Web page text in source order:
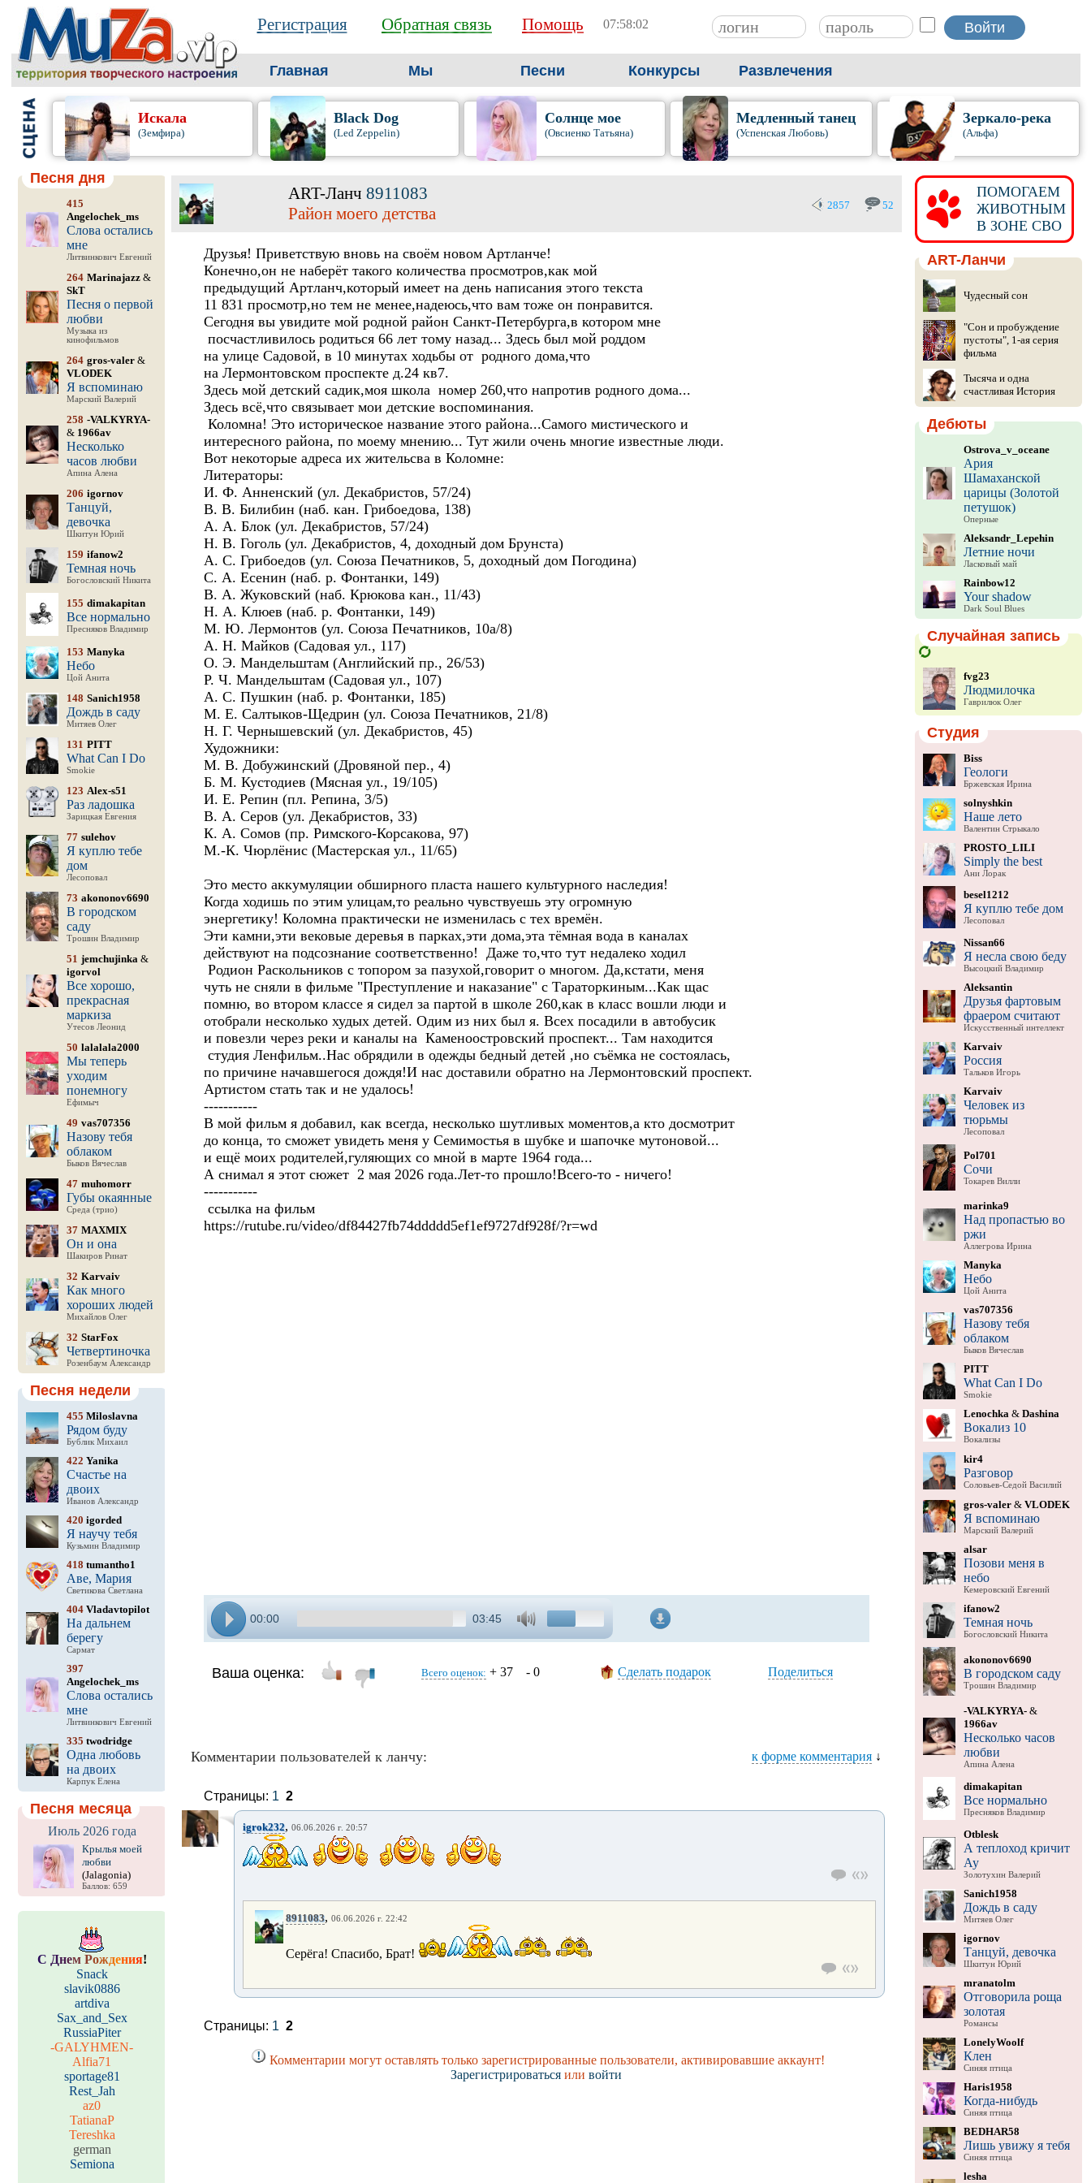
Регистрация Обратная связь Помощь 07:58:03
Главная Мы Песни Конкурсы Развлечения
Искала
(Земфира)
Black Dog
(Led Zeppelin)
Солнце мое
(Овсиенко Татьяна)
Медленный танец
(Успенская Любовь)
Зеркало-река
(Альфа)
Песня дня
415
Angelochek_ms
Слова остались
мне
Литвинкович Евгений
264 Marinajazz&
SkT
Песня о первой
любви
Музыка из
кинофильмов
264 gros-valer&
VLODEK
Я вспоминаю
Марский Валерий
258 -VALKYRYA-
& 1966av
Несколько
часов любви
Апина Алена
206 igornov
Танцуй,
девочка
Шкитун Юрий
159 ifanow2
Темная ночь
Богословский Никита
155 dimakapitan
Все нормально
Пресняков Владимир
153 Manyka
Небо
Цой Анита
148 Sanich1958
Дождь в саду
Митяев Олег
131 PITT
What Can I Do
Smokie
123 Alex-s51
Раз ладошка
Зарицкая Евгения
77 sulehov
Я куплю тебе
дом
Лесоповал
73 akononov6690
В городском
саду
Трошин Владимир
51 jemchujinka&
igorvol
Все хорошо,
прекрасная
маркиза
Утесов Леонид
50 lalalala2000
Мы теперь
уходим
понемногу
Ефимыч
49 vas707356
Назову тебя
облаком
Быков Вячеслав
47 muhomorr
Губы окаянные
Среда (трио)
37 MAXMIX
Он и она
Шакиров Ринат
32 Karvaiv
Как много
хороших людей
Михайлов Олег
32 StarFox
Четвертиночка
Розенбаум Александр
Песня недели
455 Miloslavna
Рядом буду
Бублик Михаил
422 Yanika
Счастье на
двоих
Иванов Александр
420 igorded
Я научу тебя
Кузьмин Владимир
418 tumantho1
Аве, Мария
Светикова Светлана
404Vladavtopilot
На дальнем
берегу
Сармат
397
Angelochek_ms
Слова остались
мне
Литвинкович Евгений
335 twodridge
Одна любовь
на двоих
Карпук Елена
Песня месяца
Июль 2026 года
Крылья моей
любви
(Jalagonia)
Баллов: 659
С Днем Рождения!
Snack
slavik0886
artdiva
Sax_and_Sex
RussiaPiter
-GALYHMEN-
Alfia71
sportage81
Rest_Jah
az0
TatianaP
Tereshka
german
Semiona
ART-Ланч 8911083
Район моего детства
2857 52
Друзья! Приветствую вновь на своём новом Артланче!
Конечно,он не наберёт такого количества просмотров,как мой
предыдущий Артланч,который имеет на день написания этого текста
11 831 просмотр,но тем не менее,надеюсь,что вам тоже он понравится.
Сегодня вы увидите мой родной район Санкт-Петербурга,в котором мне
посчастливилось родиться 66 лет тому назад... Здесь был мой роддом
на улице Садовой, в 10 минутах ходьбы от родного дома,что
на Лермонтовском проспекте д.24 кв7.
Здесь мой детский садик,моя школа номер 260,что напротив родного дома...
Здесь всё,что связывает мои детские воспоминания.
Коломна! Это историческое название этого района...Самого мистического и
интересного района, по моему мнению... Тут жили очень многие известные люди.
Вот некоторые адреса их жительсва в Коломне:
Литераторы:
И. Ф. Анненский (ул. Декабристов, 57/24)
В. В. Билибин (наб. кан. Грибоедова, 138)
А. А. Блок (ул. Декабристов, 57/24)
Н. В. Гоголь (ул. Декабристов, 4, доходный дом Брунста)
А. С. Грибоедов (ул. Союза Печатников, 5, доходный дом Погодина)
С. А. Есенин (наб. р. Фонтанки, 149)
В. А. Жуковский (наб. Крюкова кан., 11/43)
Н. А. Клюев (наб. р. Фонтанки, 149)
М. Ю. Лермонтов (ул. Союза Печатников, 10а/8)
А. Н. Майков (Садовая ул., 117)
О. Э. Мандельштам (Английский пр., 26/53)
Р. Ч. Мандельштам (Садовая ул., 107)
А. С. Пушкин (наб. р. Фонтанки, 185)
М. Е. Салтыков-Щедрин (ул. Союза Печатников, 21/8)
Н. Г. Чернышевский (ул. Декабристов, 45)
Художники:
М. В. Добужинский (Дровяной пер., 4)
Б. М. Кустодиев (Мясная ул., 19/105)
И. Е. Репин (пл. Репина, 3/5)
В. А. Серов (ул. Декабристов, 33)
К. А. Сомов (пр. Римского-Корсакова, 97)
М.-К. Чюрлёнис (Мастерская ул., 11/65)
Это место аккумуляции обширного пласта нашего культурного наследия!
Когда ходишь по этим улицам,то реально чувствуешь эту огромную
энергетику! Коломна практически не изменилась с тех времён.
Эти камни,эти вековые деревья в парках,эти дома,эта тёмная вода в каналах
действуют на подсознание соответственно! Даже то,что тут недалеко ходил
Родион Раскольников с топором за пазухой,говорит о многом. Да,кстати, меня
чуть не сняли в фильме "Преступление и наказание" с Тараторкиным...Как щас
помню, во втором классе я сидел за партой в школе 260,как в класс вошли люди и
отобрали несколько худых детей. Одим из них был я. Всех посадили в автобусик
и повезли через реки и каналы на Каменоостровский проспект... Там находится
студия Ленфильм..Нас обрядили в одежды бедный детей ,но съёмка не состоялась,
по причине начавшегося дождя!И нас доставили обратно на Лермонтовский проспект.
Артистом стать так и не удалось!
-----------
В мой фильм я добавил, как всегда, несколько шутливых моментов,а кто досмотрит
до конца, то сможет увидеть меня у Семимостья в шубке и шапочке мутоновой...
и ещё моих родителей,гуляющих со мной в марте 1964 года...
А снимал я этот сюжет 2 мая 2026 года.Лет-то прошло!Всего-то - ничего!
-----------
ссылка на фильм
https://rutube.ru/video/df84427fb74ddddd5ef1ef9727df928f/?r=wd
00:00 03:45
Ваша оценка: Всего оценок: + 37 - 0 Сделать подарок Поделиться
Комментарии пользователей к ланчу: к форме комментария ↓
Страницы: 1 2
igrok232, 06.06.2026 г. 20:57
8911083, 06.06.2026 г. 22:42
Серёга! Спасибо, Брат!
Страницы: 1 2
Комментарии могут оставлять только зарегистрированные пользователи, активировавшие аккаунт!
Зарегистрироваться или войти
ПОМОГАЕМ
ЖИВОТНЫМ
В ЗОНЕ СВО
ART-Ланчи
Чудесный сон
"Сон и пробуждение
пустоты", 1-ая серия
фильма
Тысяча и одна
счастливая История
Дебюты
Ostrova_v_oceane
Ария
Шамаханской
царицы (Золотой
петушок)
Оперные
Aleksandr_Lepehin
Летние ночи
Ласковый май
Rainbow12
Your shadow
Dark Soul Blues
Случайная запись
fvg23
Людмилочка
Гаврилюк Олег
Студия
Biss
Геологи
Бржевская Ирина
solnyshkin
Наше лето
Валентин Стрыкало
PROSTO_LILI
Simply the best
Ани Лорак
besel1212
Я куплю тебе дом
Лесоповал
Nissan66
Я несла свою беду
Высоцкий Владимир
Aleksantin
Друзья фартовым
фраером считают
Искусственный интеллект
Karvaiv
Россия
Тальков Игорь
Karvaiv
Человек из
тюрьмы
Лесоповал
Pol701
Сочи
Токарев Вилли
marinka9
Над пропастью во
ржи
Аллегрова Ирина
Manyka
Небо
Цой Анита
vas707356
Назову тебя
облаком
Быков Вячеслав
PITT
What Can I Do
Smokie
Lenochka & Dashina
Вокализ 10
Вокализы
kir4
Разговор
Соловьев-Седой Василий
gros-valer& VLODEK
Я вспоминаю
Марский Валерий
alsar
Позови меня в
небо
Кемеровский Евгений
ifanow2
Темная ночь
Богословский Никита
akononov6690
В городском саду
Трошин Владимир
-VALKYRYA-&
1966av
Несколько часов
любви
Апина Алена
dimakapitan
Все нормально
Пресняков Владимир
Otblesk
А теплоход кричит
Ау
Золотухин Валерий
Sanich1958
Дождь в саду
Митяев Олег
igornov
Танцуй, девочка
Шкитун Юрий
mranatolm
Отговорила роща
золотая
Романсы
LonelyWoolf
Клен
Синяя птица
Haris1958
Когда-нибудь
Синяя птица
BEDHAR58
Лишь увижу я тебя
Синяя птица
lesha